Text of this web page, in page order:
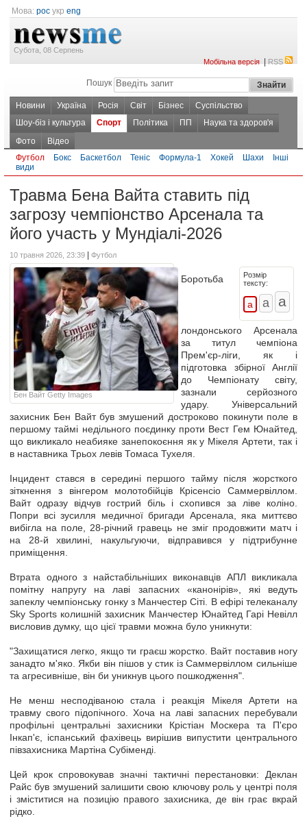
Мова: рос укр eng
Субота, 08 Серпень
Мобільна версія|RSS
Пошук
Новини Україна Росія Світ Бізнес
Суспільство
Шоу-біз і культура
Спорт Політика ПП
Наука та здоров'я
Фото
Відео
Футбол
Бокс Баскетбол Теніс Формула-1 Хокей Шахи
Інші
види
Травма Бена Вайта ставить під
загрозу чемпіонство Арсенала та
його участь у Мундіалі-2026
10 травня 2026, 23:39 Футбол
Бен Вайт Getty Images
Розмір
тексту:
Боротьба
лондонського Арсенала
за титул чемпіона
Прем'єр-ліги, як і
підготовка збірної Англії
до Чемпіонату світу,
зазнали серйозного
удару. Універсальний
захисник Бен Вайт був змушений достроково покинути поле в
першому таймі недільного поєдинку проти Вест Гем Юнайтед,
що викликало неабияке занепокоєння як у Мікеля Артети, так і
в наставника Трьох левів Томаса Тухеля.
Інцидент стався в середині першого тайму після жорсткого
зіткнення з вінгером молотобійців Крісенсіо Саммервіллом.
Вайт одразу відчув гострий біль і схопився за ліве коліно.
Попри всі зусилля медичної бригади Арсенала, яка миттєво
вибігла на поле, 28-річний гравець не зміг продовжити матч і
на 28-й хвилині, накульгуючи, відправився у підтрибунне
приміщення.
Втрата одного з найстабільніших виконавців АПЛ викликала
помітну напругу на лаві запасних «канонірів», які ведуть
запеклу чемпіонську гонку з Манчестер Сіті. В ефірі телеканалу
Sky Sports колишній захисник Манчестер Юнайтед Гарі Невілл
висловив думку, що цієї травми можна було уникнути:
"Захищатися легко, якщо ти граєш жорстко. Вайт поставив ногу
занадто м'яко. Якби він пішов у стик із Саммервіллом сильніше
та агресивніше, він би уникнув цього пошкодження".
Не менш несподіваною стала і реакція Мікеля Артети на
травму свого підопічного. Хоча на лаві запасних перебували
профільні центральні захисники Крістіан Москера та П'єро
Інкап'є, іспанський фахівець вирішив випустити центрального
півзахисника Мартіна Субіменді.
Цей крок спровокував значні тактичні перестановки: Деклан
Райс був змушений залишити свою ключову роль у центрі поля
і зміститися на позицію правого захисника, де він грає вкрай
рідко.